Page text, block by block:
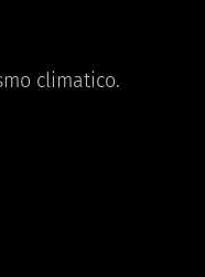
climatico.